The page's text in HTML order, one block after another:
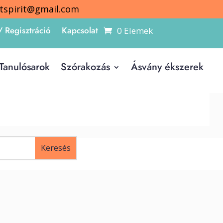
Regisztráció Kapcsolat 0 Elemek
Szórakozás Ásvány ékszerek